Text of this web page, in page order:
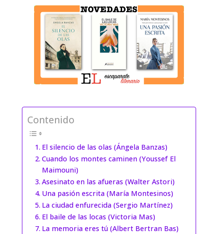
Contenido
El silencio de las olas (Ángela Banzas)
Cuando los montes caminen (Youssef El
Maimouni)
Asesinato en las afueras (Walter Astori)
Una pasión escrita (María Montesinos)
La ciudad enfurecida (Sergio Martínez)
El baile de las locas (Victoria Mas)
La memoria eres tú (Albert Bertran Bas)